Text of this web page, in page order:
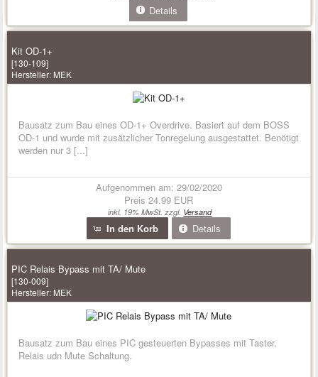
Details
Kit OD-1+
[130-109]
Hersteller: MEK
Bausatz zum Bau eines OD-1+ Overdrive. Basiert auf dem BOSS
OD-1 und wurde mit zusätzlicher Tonregelung ausgestattet. Benötigt
werden nur 3 [...]
Aufgenommen am: 29/02/2020
Preis24.99 EUR
inkl. 19% MwSt. zzgl. Versand
In den Korb Details
PIC Relais Bypass mit TA/ Mute
[130-009]
Hersteller: MEK
Bausatz zum Bau eines PIC gesteuerten Bypasses mit Taster,
Relais udn Mute Schaltung.